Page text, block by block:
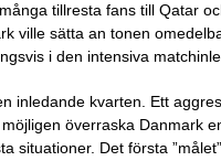
tillresta fans till Qatar
ville sätta an tonen
i den intensiva
inledande kvarten. Ett
överraska Danmark
situationer. Det första